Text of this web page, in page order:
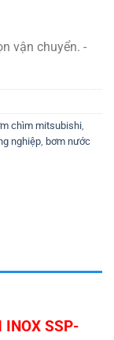
vận chuyển. -
chìm mitsubishi,
nghiệp, bơm nước
INOX SSP-